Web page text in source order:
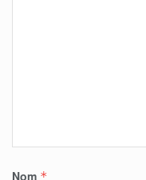
Nom *